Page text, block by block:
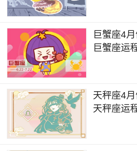
态，还是需要脚踏实地地进修
天秤座2024年6月详解
6月9日，火星进入金牛座，
个人的投资理财领域会带来状
周的时间里投资的过程中需要
要做长线投资，对于网络投资
着的心态，要尽可能地见好就收
巨蟹座4
巨蟹座运
天秤座4
天秤座运